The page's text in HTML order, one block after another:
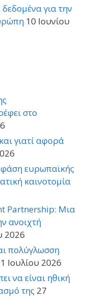
για την
10 Ιουνίου
στο
γιατί αφορά
ευρωπαϊκής
καινοτομία
Partnership: Μια
ανοιχτή
2026
πολύγλωσση
Ιουλίου 2026
να είναι ηθική
της 27